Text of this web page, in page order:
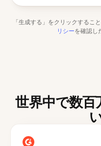
「生成する」をクリックすること
リシーを確認し
世界中で数百